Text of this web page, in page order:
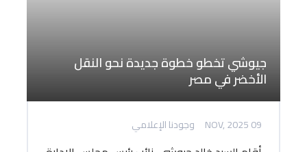
جيوشي تخطو خطوة جديدة نحو النقل
الأخضر في مصر
09 NOV, 2025 وجودنا الإعلامي